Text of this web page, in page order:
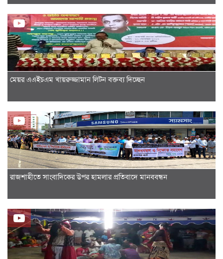
মেয়র এএইচএম খায়রুজ্জামান লিটন বক্তব্য দিচ্ছেন
রাজশাহীতে সাংবাদিকের উপর হামলার প্রতিবাদে মানববন্ধন